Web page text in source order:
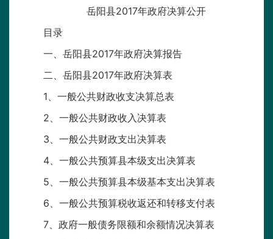
岳阳县2017年政府决算公开
目录
一、岳阳县2017年政府决算报告
二、岳阳县2017年政府决算表
1、一般公共财政收支决算总表
2、一般公共财政收入决算表
3、一般公共财政支出决算表
4、一般公共预算县本级支出决算表
5、一般公共预算县本级基本支出决算表
6、一般公共预算税收返还和转移支付表
7、政府一般债务限额和余额情况决算表